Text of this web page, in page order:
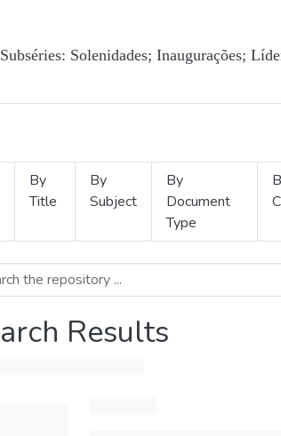
Solenidades; Inaugurações;
By
Title
By
Subject
By
Document
Type
Results